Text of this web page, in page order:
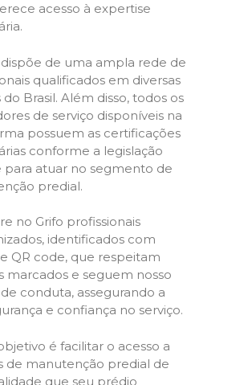
acesso à expertise
dispõe de uma ampla rede de
qualificados em diversas
do Brasil. Além disso, todos os
de serviço disponíveis na
possuem as certificações
conforme a legislação
para atuar no segmento de
predial.
no Grifo profissionais
identificados com
QR code, que respeitam
marcados e seguem nosso
conduta, assegurando a
e confiança no serviço.
é facilitar o acesso a
de manutenção predial de
que seu prédio